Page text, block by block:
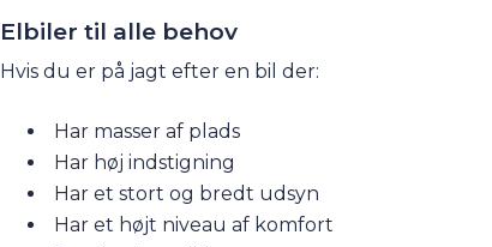
Elbiler til alle behov
Hvis du er på jagt efter en bil der:
Har masser af plads
Har høj indstigning
Har et stort og bredt udsyn
Har et højt niveau af komfort